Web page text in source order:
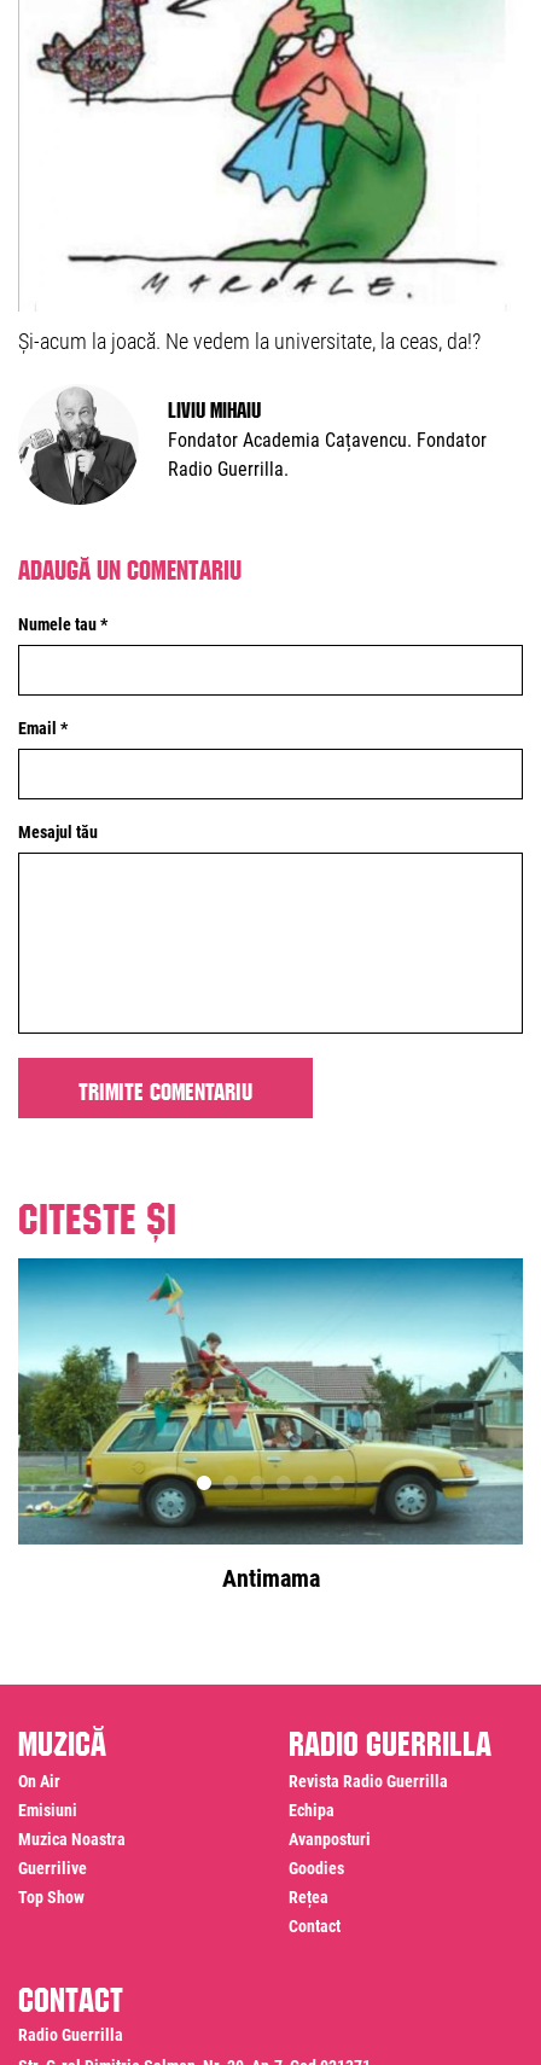
Și-acum la joacă. Ne vedem la universitate, la ceas, da!?
Liviu Mihaiu
Fondator Academia Cațavencu. Fondator
Radio Guerrilla.
Adaugă un comentariu
Numele tau *
Email *
Mesajul tău
Citeste și
Antimama
Muzică
On Air
Emisiuni
Muzica Noastra
Guerrilive
Top Show
Radio Guerrilla
Revista Radio Guerrilla
Echipa
Avanposturi
Goodies
Rețea
Contact
Contact
Radio Guerrilla